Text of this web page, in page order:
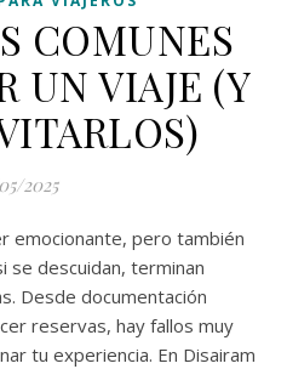
COMUNES
UN VIAJE (Y
2025
se descuidan, terminan
Desde documentación
reservas, hay fallos muy
tu experiencia. En Disairam